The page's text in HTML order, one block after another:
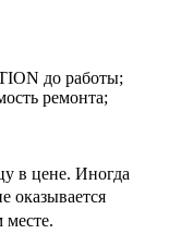
до работы;
ремонта;
в цене. Иногда
оказывается
месте.